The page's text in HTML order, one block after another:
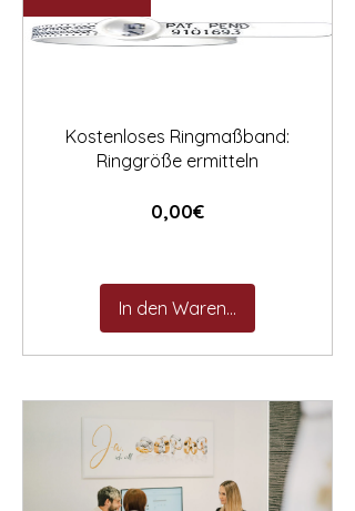
Kostenloses Ringmaßband:
Ringgröße ermitteln
0,00€Preis
In den Warenkorb